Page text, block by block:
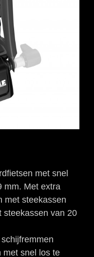
met snel
mm. Met extra
met steekassen
steekassen van 20
met snel los te